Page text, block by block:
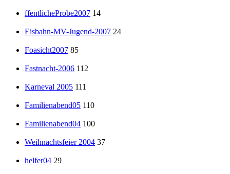
ffentlicheProbe2007 14
Eisbahn-MV-Jugend-2007 24
Foasicht2007 85
Fastnacht-2006 112
Karneval 2005 111
Familienabend05 110
Familienabend04 100
Weihnachtsfeier 2004 37
helfer04 29